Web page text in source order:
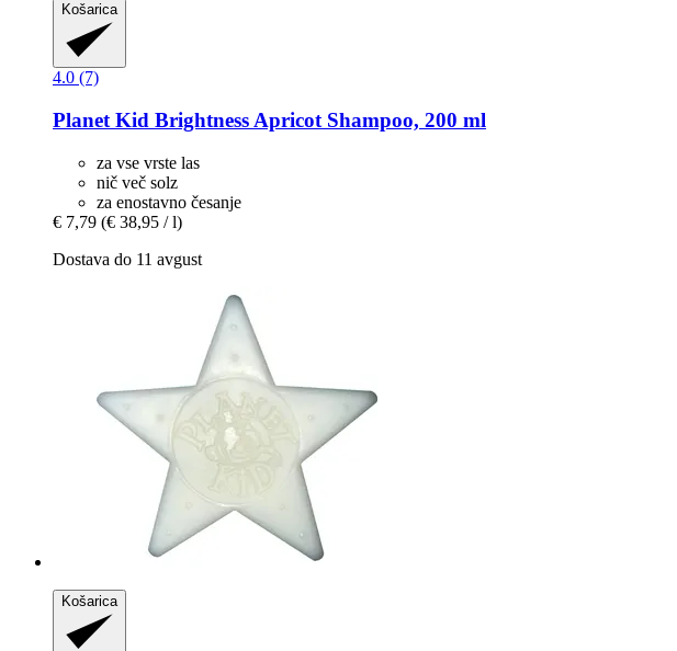
Košarica
4.0 (7)
Planet Kid Brightness Apricot Shampoo, 200 ml
za vse vrste las
nič več solz
za enostavno česanje
€ 7,79 (€ 38,95 / l)
Dostava do 11 avgust
Košarica